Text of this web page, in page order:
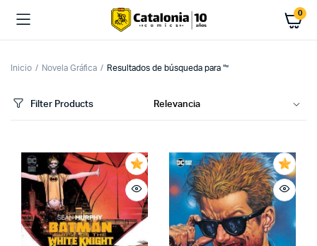
0
Inicio Novela Gráfica Resultados de búsqueda para “”
Filter Products